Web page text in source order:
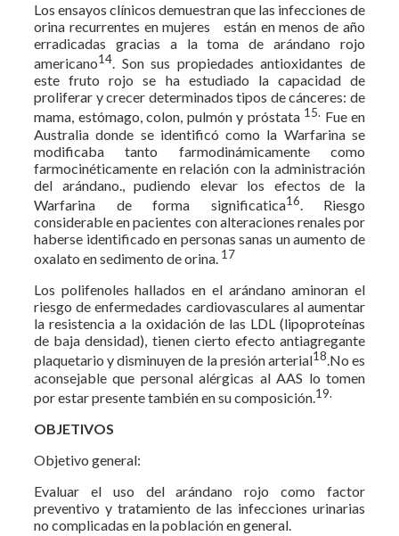
Los ensayos clínicos demuestran que las infecciones de
orina recurrentes en mujeres están en menos de año
erradicadas gracias a la toma de arándano rojo
americano14. Son sus propiedades antioxidantes de
este fruto rojo se ha estudiado la capacidad de
proliferar y crecer determinados tipos de cánceres: de
mama, estómago, colon, pulmón y próstata 15. Fue en
Australia donde se identificó como la Warfarina se
modificaba tanto farmodinámicamente como
farmocinéticamente en relación con la administración
del arándano., pudiendo elevar los efectos de la
Warfarina de forma significatica16. Riesgo
considerable en pacientes con alteraciones renales por
haberse identificado en personas sanas un aumento de
oxalato en sedimento de orina. 17
Los polifenoles hallados en el arándano aminoran el
riesgo de enfermedades cardiovasculares al aumentar
la resistencia a la oxidación de las LDL (lipoproteínas
de baja densidad), tienen cierto efecto antiagregante
plaquetario y disminuyen de la presión arterial18.No es
aconsejable que personal alérgicas al AAS lo tomen
por estar presente también en su composición.19.
OBJETIVOS
Objetivo general:
Evaluar el uso del arándano rojo como factor
preventivo y tratamiento de las infecciones urinarias
no complicadas en la población en general.